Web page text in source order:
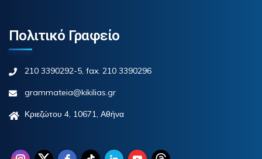
Πολιτικό Γραφείο
210 3390292-5, fax. 210 3390296
grammateia@kikilias.gr
Κριεζώτου 4, 10671, Αθήνα